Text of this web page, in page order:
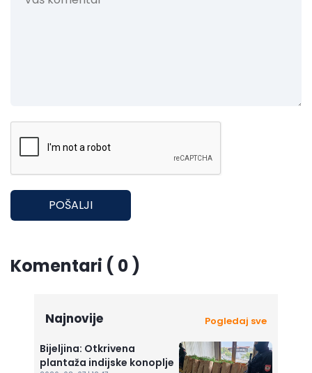
POŠALJI
Komentari ( 0 )
Najnovije Pogledaj sve
Bijeljina: Otkrivena
plantaža indijske konoplje